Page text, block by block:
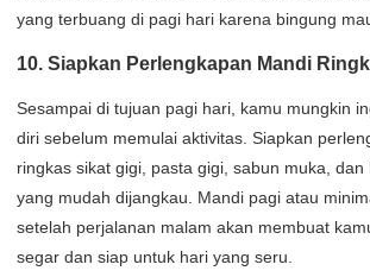
yang terbuang di pagi hari karena bingung
10. Siapkan Perlengkapan Mandi
Sesampai di tujuan pagi hari, kamu mungkin
diri sebelum memulai aktivitas. Siapkan
ringkas sikat gigi, pasta gigi, sabun muka,
yang mudah dijangkau. Mandi pagi atau
setelah perjalanan malam akan membuat
segar dan siap untuk hari yang seru.